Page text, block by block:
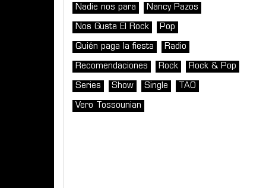
Nadie nos para Nancy Pazos
Nos Gusta El Rock Pop
Quién paga la fiesta Radio
Recomendaciones Rock Rock & Pop
Series Show Single TAO
Vero Tossounian